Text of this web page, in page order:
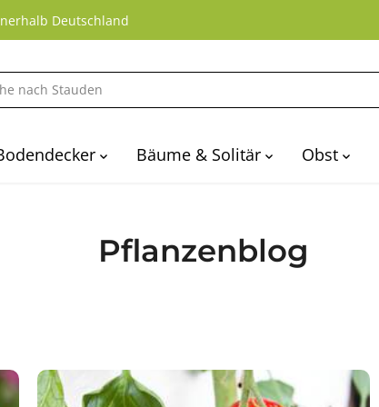
Deutschland
Bäume & Solitär Obst
Pflanzenblog